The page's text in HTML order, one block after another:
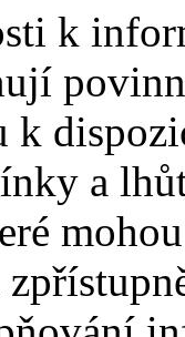
k
k
a